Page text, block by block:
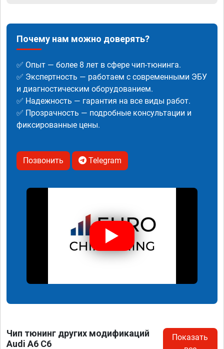
Почему нам можно доверять?
✅ Опыт — более 8 лет в сфере чип-тюнинга.
✅ Экспертность — работаем с современными ЭБУ
и диагностическим оборудованием.
✅ Надежность — гарантия на все виды работ.
✅ Прозрачность — подробные консультации и
фиксированные цены.
Позвонить Telegram
Чип тюнинг других модификаций
Audi A6 C6
Показать